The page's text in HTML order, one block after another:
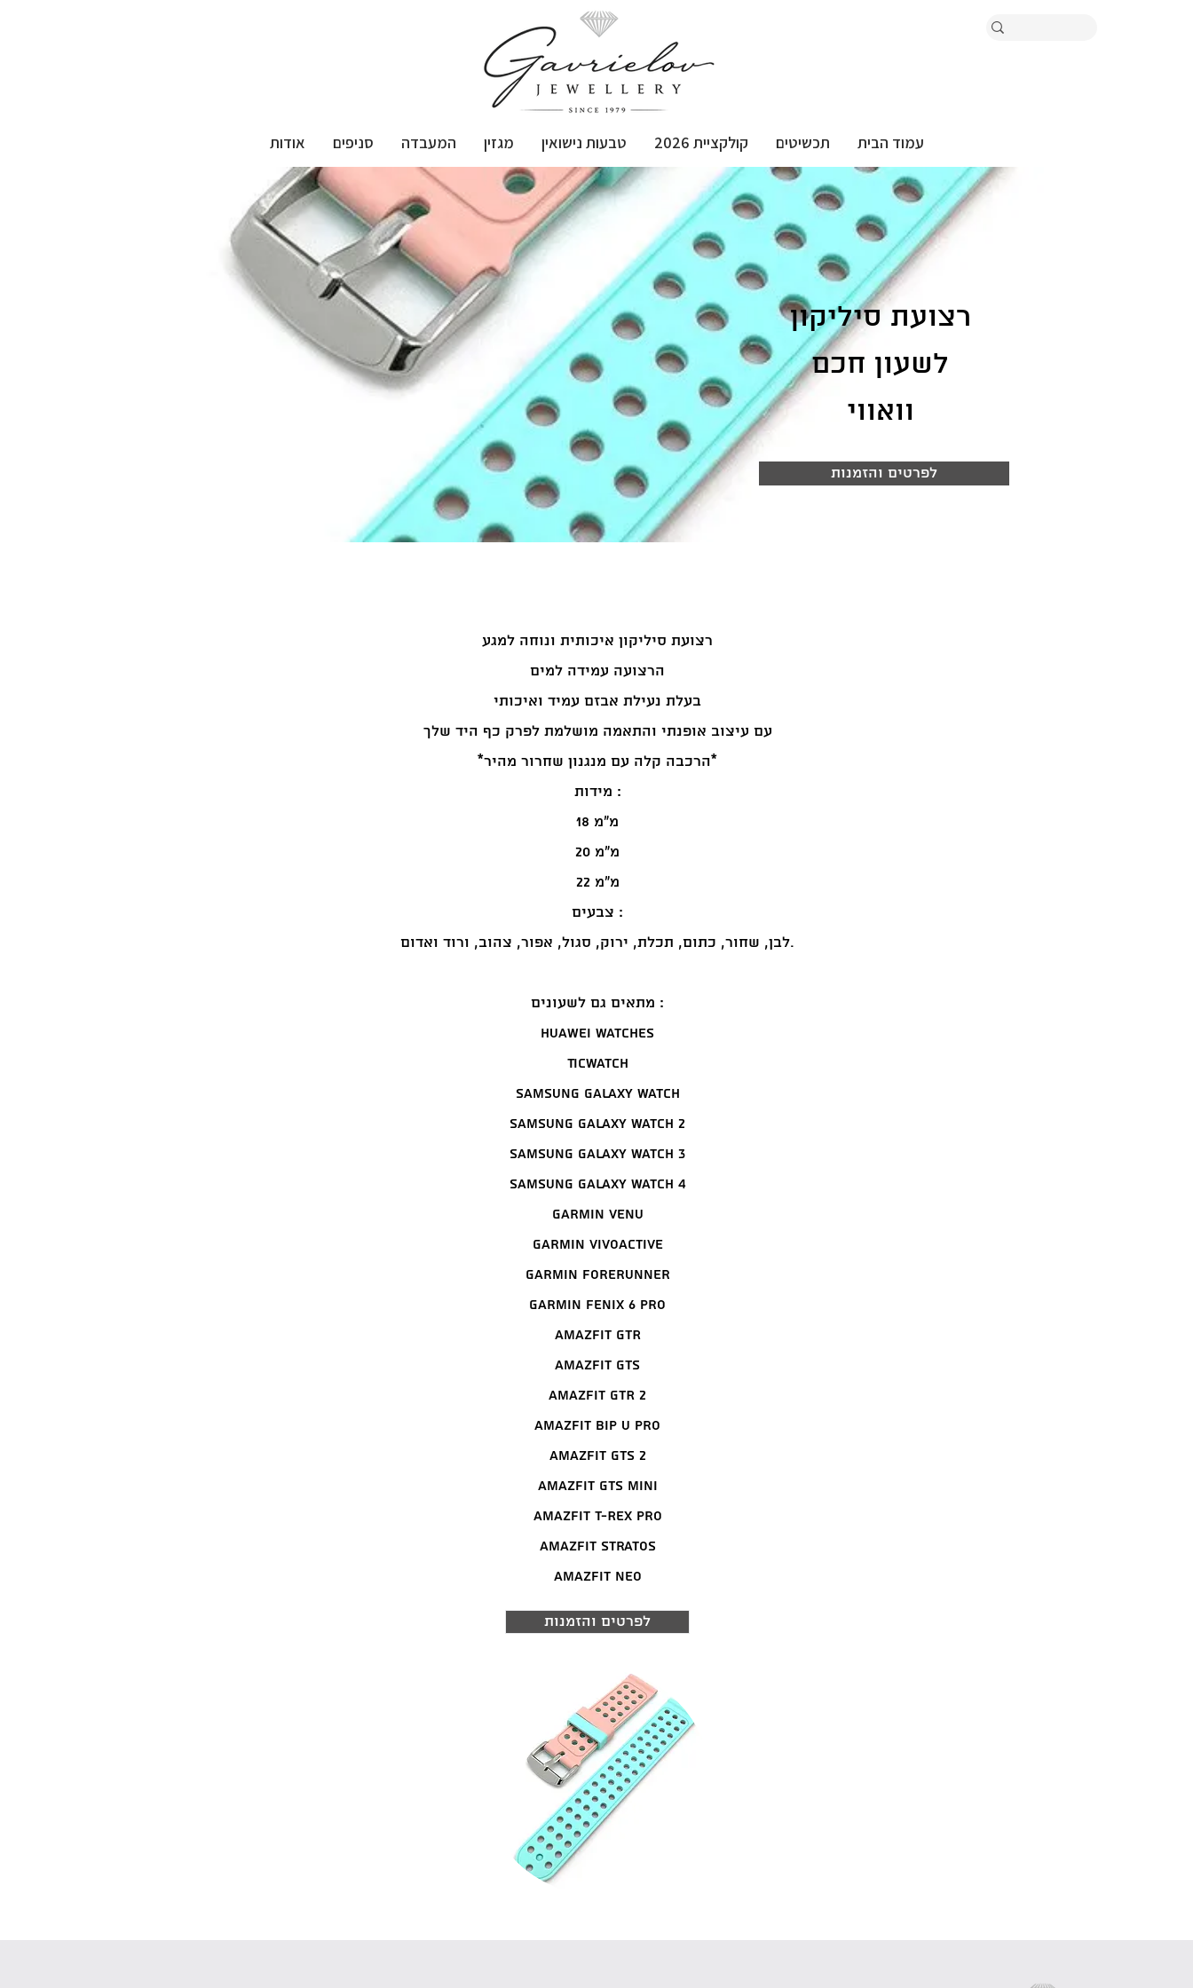
עמוד הבית תכשיטים קולקציית 2026 טבעות נישואין מגזין המעבדה סניפים אודות
רצועת סיליקון
לשעון חכם
וואווי
לפרטים והזמנות
רצועת סיליקון איכותית ונוחה למגע
הרצועה עמידה למים
בעלת נעילת אבזם עמיד ואיכותי
עם עיצוב אופנתי והתאמה מושלמת לפרק כף היד שלך
*הרכבה קלה עם מנגנון שחרור מהיר*
מידות :
18 מ"מ
20 מ"מ
22 מ"מ
צבעים :
לבן, שחור, כתום, תכלת, ירוק, סגול, אפור, צהוב, ורוד ואדום.
מתאים גם לשעונים :
Huawei Watches
TicWatch
Samsung Galaxy Watch
Samsung Galaxy Watch 2
Samsung Galaxy Watch 3
Samsung Galaxy Watch 4
Garmin Venu
Garmin Vivoactive
Garmin Forerunner
Garmin Fenix 6 Pro
Amazfit GTR
Amazfit GTS
Amazfit GTR 2
Amazfit Bip U Pro
Amazfit GTS 2
Amazfit GTS mini
Amazfit T-Rex Pro
Amazfit Stratos
Amazfit Neo
לפרטים והזמנות